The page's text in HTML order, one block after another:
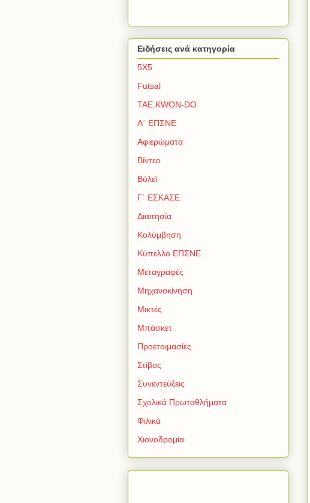
Ειδήσεις ανά κατηγορία
5Χ5
Futsal
TAE KWON-DO
Α΄ ΕΠΣΝΕ
Αφιερώματα
Βίντεο
Βόλεϊ
Γ΄ ΕΣΚΑΣΕ
Διαιτησία
Κολύμβηση
Κύπελλο ΕΠΣΝΕ
Μεταγραφές
Μηχανοκίνηση
Μικτές
Μπάσκετ
Προετοιμασίες
Στίβος
Συνεντεύξεις
Σχολικά Πρωταθλήματα
Φιλικά
Χιονοδρομία